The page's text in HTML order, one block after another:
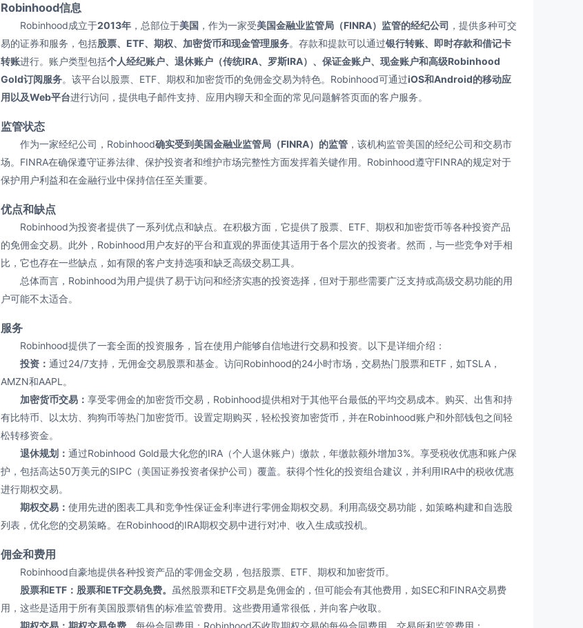
Robinhood信息
Robinhood成立于2013年 ，总部位于美国 ，作为一家受美国金融业监管局（FINRA）监管的经纪公司 ，提供多种可交
易的证券和服务，包括股票、ETF、期权、加密货币和现金管理服务。存款和提款可以通过银行转账、即时存款和借记卡
转账进行。账户类型包括个人经纪账户、退休账户（传统IRA、罗斯IRA）、保证金账户、现金账户和高级Robinhood
Gold订阅服务。该平台以股票、ETF、期权和加密货币的免佣金交易为特色。Robinhood可通过iOS和Android的移动应
用以及Web平台进行访问，提供电子邮件支持、应用内聊天和全面的常见问题解答页面的客户服务。
监管状态
作为一家经纪公司，Robinhood确实受到美国金融业监管局（FINRA）的监管 ，该机构监管美国的经纪公司和交易市
场。FINRA在确保遵守证券法律、保护投资者和维护市场完整性方面发挥着关键作用。Robinhood遵守FINRA的规定对于
保护用户利益和在金融行业中保持信任至关重要。
优点和缺点
Robinhood为投资者提供了一系列优点和缺点。在积极方面，它提供了股票、ETF、期权和加密货币等各种投资产品
的免佣金交易。此外，Robinhood用户友好的平台和直观的界面使其适用于各个层次的投资者。然而，与一些竞争对手相
比，它也存在一些缺点，如有限的客户支持选项和缺乏高级交易工具。
总体而言，Robinhood为用户提供了易于访问和经济实惠的投资选择，但对于那些需要广泛支持或高级交易功能的用
户可能不太适合。
服务
Robinhood提供了一套全面的投资服务，旨在使用户能够自信地进行交易和投资。以下是详细介绍：
投资： 通过24/7支持，无佣金交易股票和基金。访问Robinhood的24小时市场，交易热门股票和ETF，如TSLA，
AMZN和AAPL。
加密货币交易： 享受零佣金的加密货币交易，Robinhood提供相对于其他平台最低的平均交易成本。购买、出售和持
有比特币、以太坊、狗狗币等热门加密货币。设置定期购买，轻松投资加密货币，并在Robinhood账户和外部钱包之间轻
松转移资金。
退休规划： 通过Robinhood Gold最大化您的IRA（个人退休账户）缴款，年缴款额外增加3%。享受税收优惠和账户保
护，包括高达50万美元的SIPC（美国证券投资者保护公司）覆盖。获得个性化的投资组合建议，并利用IRA中的税收优惠
进行期权交易。
期权交易： 使用先进的图表工具和竞争性保证金利率进行零佣金期权交易。利用高级交易功能，如策略构建和自选股
列表，优化您的交易策略。在Robinhood的IRA期权交易中进行对冲、收入生成或投机。
佣金和费用
Robinhood自豪地提供各种投资产品的零佣金交易，包括股票、ETF、期权和加密货币。
股票和ETF： 股票和ETF交易免费。 虽然股票和ETF交易是免佣金的，但可能会有其他费用，如SEC和FINRA交易费
用，这些是适用于所有美国股票销售的标准监管费用。这些费用通常很低，并向客户收取。
期权交易： 期权交易免费。 每份合同费用：Robinhood不收取期权交易的每份合同费用。交易所和监管费用：